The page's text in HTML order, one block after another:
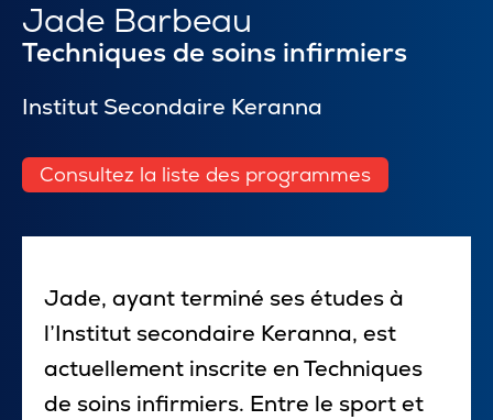
Formation continue
Carrière
Pour les entreprises
Le cégep
Notre collège
Jade Barbeau
Techniques de soins infirmiers
Institut Secondaire Keranna
Jade, ayant terminé ses études à
l’Institut secondaire Keranna, est
actuellement inscrite en Techniques
de soins infirmiers. Entre le sport et
Consultez la liste des programmes